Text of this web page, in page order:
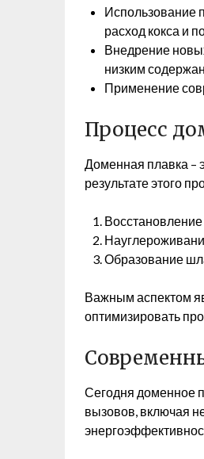
Использование
расход кокса и
Внедрение
низким
Применение
Процесс
Доменная плавка –
результате этого
Восстановление
Образование
Важным аспектом
оптимизировать
Сегодня доменное
вызовов, включая